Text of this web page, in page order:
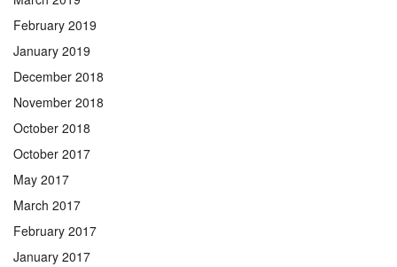
February 2019
January 2019
December 2018
November 2018
October 2018
October 2017
May 2017
March 2017
February 2017
January 2017